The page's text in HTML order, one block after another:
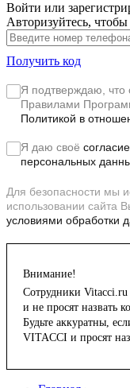
Войти или
Авторизуйтесь,
Получить код
Я подтверждаю, что
Правилами
Политикой в
Я даю своё
персональных
Для безопасности мы
использовании сайта
условиями обработки
Внимание!
Сотрудники
и не просят назвать
Будьте аккуратны,
VITACCI и просят